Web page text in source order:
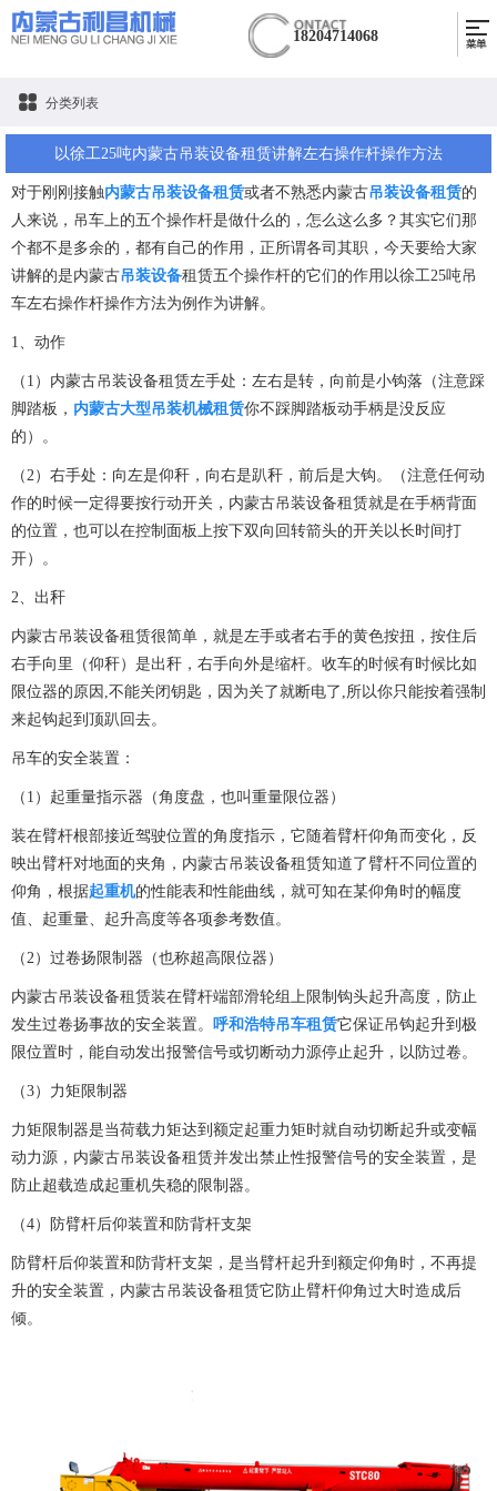
18204714068
分类列表
以徐工25吨内蒙古吊装设备租赁讲解左右操作杆操作方法
对于刚刚接触内蒙古吊装设备租赁或者不熟悉内蒙古吊装设备租赁的
人来说，吊车上的五个操作杆是做什么的，怎么这么多？其实它们那
个都不是多余的，都有自己的作用，正所谓各司其职，今天要给大家
讲解的是内蒙古吊装设备租赁五个操作杆的它们的作用以徐工25吨吊
车左右操作杆操作方法为例作为讲解。
1、动作
（1） 内蒙古吊装设备租赁左手处：左右是转，向前是小钩落（注意踩
脚踏板， 内蒙古大型吊装机械租赁你不踩脚踏板动手柄是没反应
的）。
（2）右手处：向左是仰秆，向右是趴秆，前后是大钩。（注意任何动
作的时候一定得要按行动开关， 内蒙古吊装设备租赁就是在手柄背面
的位置，也可以在控制面板上按下双向回转箭头的开关以长时间打
开）。
2、出秆
内蒙古吊装设备租赁很简单，就是左手或者右手的黄色按扭，按住后
右手向里（仰秆）是出秆，右手向外是缩杆。收车的时候有时候比如
限位器的原因,不能关闭钥匙，因为关了就断电了,所以你只能按着强制
来起钩起到顶趴回去。
吊车的安全装置：
（1）起重量指示器（角度盘，也叫重量限位器）
装在臂杆根部接近驾驶位置的角度指示，它随着臂杆仰角而变化，反
映出臂杆对地面的夹角， 内蒙古吊装设备租赁知道了臂杆不同位置的
仰角，根据起重机的性能表和性能曲线，就可知在某仰角时的幅度
值、起重量、起升高度等各项参考数值。
（2）过卷扬限制器（也称超高限位器）
内蒙古吊装设备租赁装在臂杆端部滑轮组上限制钩头起升高度，防止
发生过卷扬事故的安全装置。 呼和浩特吊车租赁它保证吊钩起升到极
限位置时，能自动发出报警信号或切断动力源停止起升，以防过卷。
（3）力矩限制器
力矩限制器是当荷载力矩达到额定起重力矩时就自动切断起升或变幅
动力源， 内蒙古吊装设备租赁并发出禁止性报警信号的安全装置，是
防止超载造成起重机失稳的限制器。
（4）防臂杆后仰装置和防背杆支架
防臂杆后仰装置和防背杆支架，是当臂杆起升到额定仰角时，不再提
升的安全装置， 内蒙古吊装设备租赁它防止臂杆仰角过大时造成后
倾。